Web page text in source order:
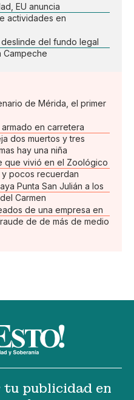
EU anuncia
actividades en
del fundo legal
Campeche
de Mérida, el primer
en carretera
dos muertos y tres
hay una niña
que vivió en el Zoológico
pocos recuerdan
Punta San Julián a los
Carmen
de una empresa en
de de más de medio
tu publicidad en